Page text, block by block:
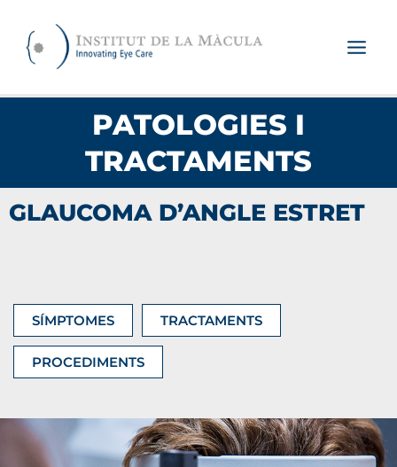
contingut
PATOLOGIES I
TRACTAMENTS
GLAUCOMA D’ANGLE ESTRET
SÍMPTOMES TRACTAMENTS
PROCEDIMENTS